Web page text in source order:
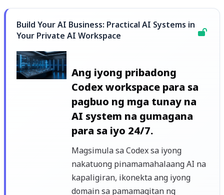
Build Your AI Business: Practical AI Systems in
Your Private AI Workspace
Ang iyong pribadong
Codex workspace para sa
pagbuo ng mga tunay na
AI system na gumagana
para sa iyo 24/7.
Magsimula sa Codex sa iyong
nakatuong pinamamahalaang AI na
kapaligiran, ikonekta ang iyong
domain sa pamamagitan ng